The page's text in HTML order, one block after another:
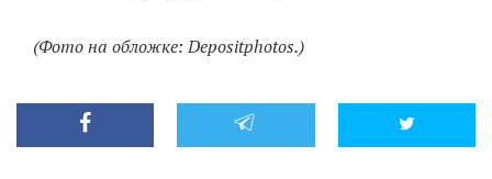
(Фото на обложке: Depositphotos.)